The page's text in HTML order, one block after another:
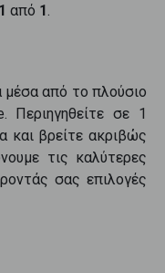
από 1
μέσα από το πλούσιο
Περιηγηθείτε σε 1
και βρείτε ακριβώς
τις καλύτερες
σας επιλογές